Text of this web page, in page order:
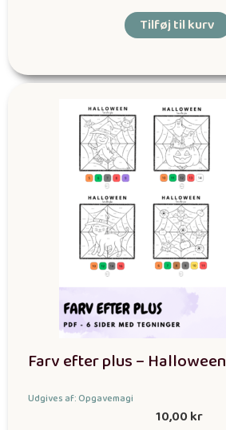
Tilføj til kurv
Farv efter plus – Halloween
Udgives af: Opgavemagi
10,00kr